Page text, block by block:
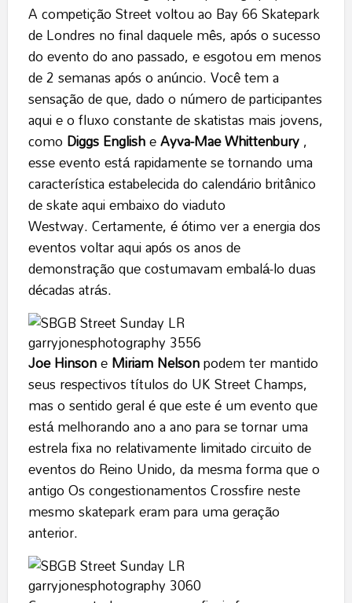
A competição Street voltou ao Bay 66 Skatepark
de Londres no final daquele mês, após o sucesso
do evento do ano passado, e esgotou em menos
de 2 semanas após o anúncio. Você tem a
sensação de que, dado o número de participantes
aqui e o fluxo constante de skatistas mais jovens,
como Diggs EnglisheAyva-Mae Whittenbury,
esse evento está rapidamente se tornando uma
característica estabelecida do calendário britânico
de skate aqui embaixo do viaduto
Westway. Certamente, é ótimo ver a energia dos
eventos voltar aqui após os anos de
demonstração que costumavam embalá-lo duas
décadas atrás.
Joe HinsoneMiriam Nelsonpodem ter mantido
seus respectivos títulos do UK Street Champs,
mas o sentido geral é que este é um evento que
está melhorando ano a ano para se tornar uma
estrela fixa no relativamente limitado circuito de
eventos do Reino Unido, da mesma forma que o
antigo Os congestionamentos Crossfire neste
mesmo skatepark eram para uma geração
anterior.